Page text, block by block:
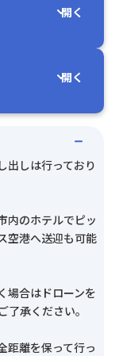
開く
開く
出しは行っており
内のホテルでピッ
空港へ送迎も可能
場合はドローンを
承ください。
距離を保って行っ